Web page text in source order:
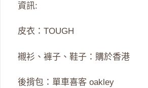
資訊:
皮衣：TOUGH
襯衫、褲子、鞋子：購於香港
後揹包：單車喜客 oakley